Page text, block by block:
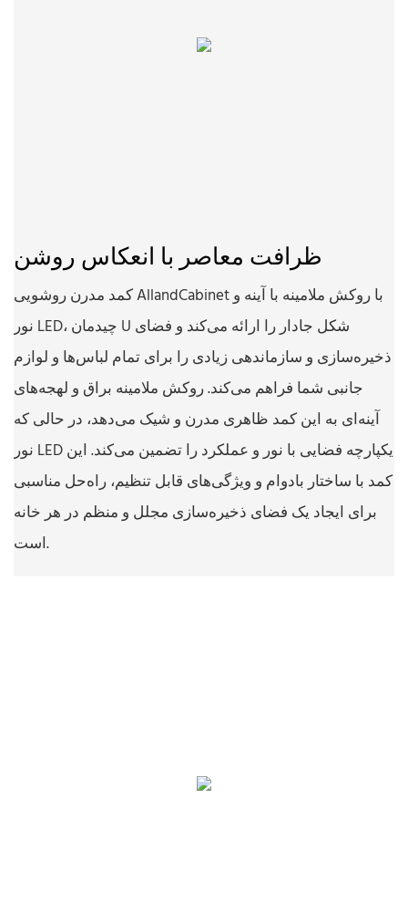
ظرافت معاصر با انعکاس روشن
کمد مدرن روشویی AllandCabinet با روکش ملامینه با آینه و
نور LED، چیدمان U شکل جادار را ارائه می‌کند و فضای
ذخیره‌سازی و سازماندهی زیادی را برای تمام لباس‌ها و لوازم
جانبی شما فراهم می‌کند. روکش ملامینه براق و لهجه‌های
آینه‌ای به این کمد ظاهری مدرن و شیک می‌دهد، در حالی که
نور LED یکپارچه فضایی با نور و عملکرد را تضمین می‌کند. این
کمد با ساختار بادوام و ویژگی‌های قابل تنظیم، راه‌حل مناسبی
برای ایجاد یک فضای ذخیره‌سازی مجلل و منظم در هر خانه
است.